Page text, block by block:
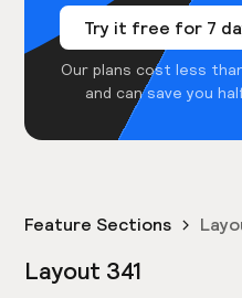
Try it free for 7
Our plans cost less
and can save you
Feature Sections
Layout 341